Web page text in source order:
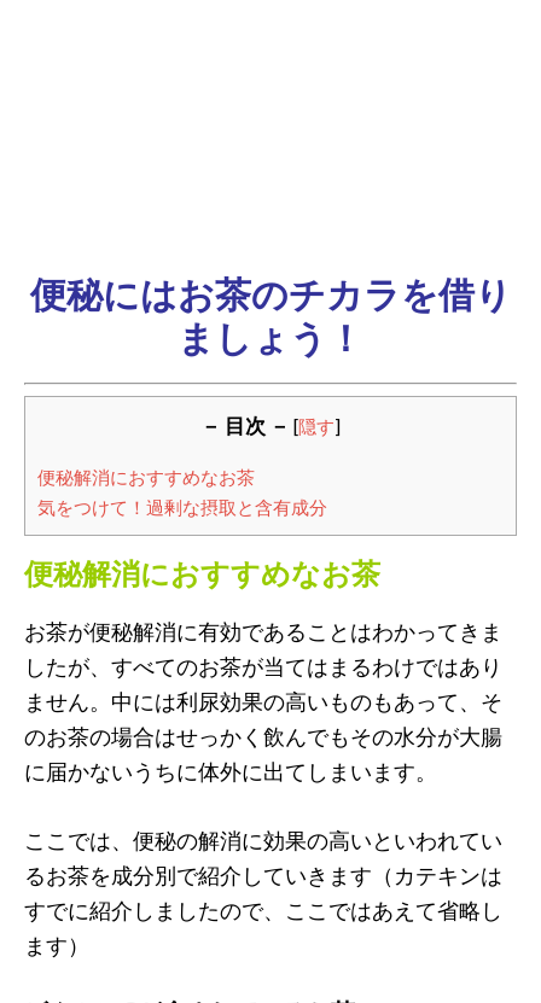
便秘にはお茶のチカラを借り
ましょう！
－ 目次 － [隠す]
便秘解消におすすめなお茶
気をつけて！過剰な摂取と含有成分
便秘解消におすすめなお茶
お茶が便秘解消に有効であることはわかってきま
したが、すべてのお茶が当てはまるわけではあり
ません。中には利尿効果の高いものもあって、そ
のお茶の場合はせっかく飲んでもその水分が大腸
に届かないうちに体外に出てしまいます。
ここでは、便秘の解消に効果の高いといわれてい
るお茶を成分別で紹介していきます（カテキンは
すでに紹介しましたので、ここではあえて省略し
ます）